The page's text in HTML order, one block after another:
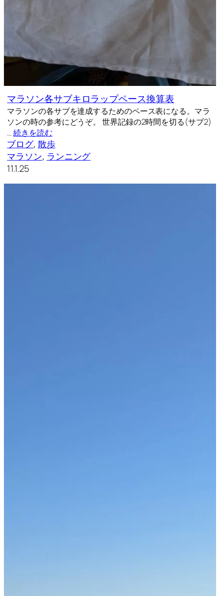
マラソン各サブキロラップペース換算表
マラソンの各サブを達成するためのペース表になる。マラ
ソンの時の参考にどうぞ。 世界記録の2時間を切る(サブ2)
…続きを読む
ブログ, 散歩
マラソン, ランニング
11.1.25